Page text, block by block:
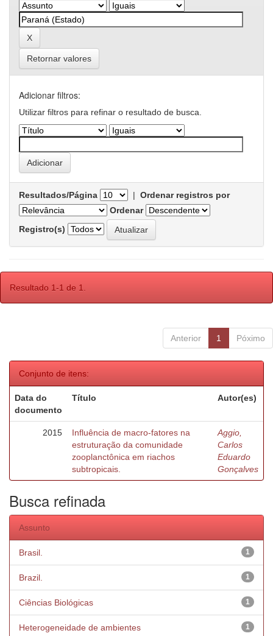
Retornar valores
Adicionar filtros:
Utilizar filtros para refinar o resultado de busca.
Resultados/Página | Ordenar registros por
Ordenar
Registro(s)
Resultado 1-1 de 1.
Anterior 1 Póximo
Conjunto de itens:
Data do
documento
Título Autor(es)
2015
Influência de macro-fatores na
estruturação da comunidade
zooplanctônica em riachos
subtropicais.
Aggio,
Carlos
Eduardo
Gonçalves
Busca refinada
Assunto
1
Brasil.
1
Brazil.
1
Ciências Biológicas
1
Heterogeneidade de ambientes